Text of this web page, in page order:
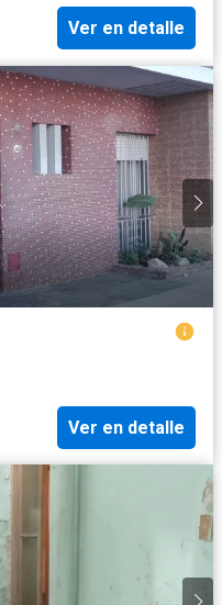
Ver en detalle
Ver en detalle